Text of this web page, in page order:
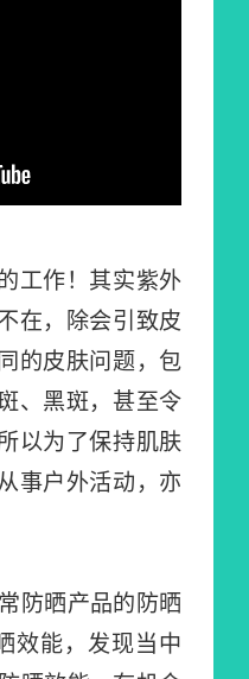
工作！其实紫外
在，除会引致皮
的皮肤问题，包
、黑斑，甚至令
以为了保持肌肤
事户外活动，亦
防晒产品的防晒
效能，发现当中